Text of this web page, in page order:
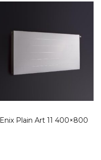
Enix Plain Art 11 400×800